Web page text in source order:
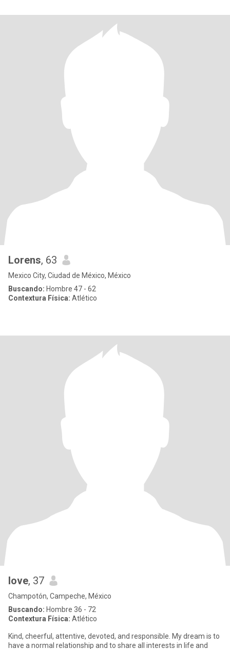
Lorens, 63
Mexico City, Ciudad de México, México
Buscando: Hombre 47 - 62
Contextura Física: Atlético
love, 37
Champotón, Campeche, México
Buscando: Hombre 36 - 72
Contextura Física: Atlético
Kind, cheerful, attentive, devoted, and responsible. My dream is to
have a normal relationship and to share all interests in life and